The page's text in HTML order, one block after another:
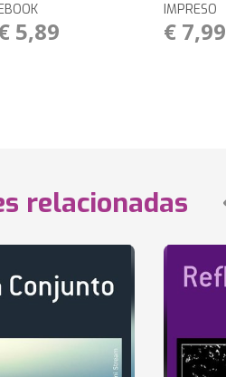
5,89
IMPRESO
€ 7,99
relacionadas